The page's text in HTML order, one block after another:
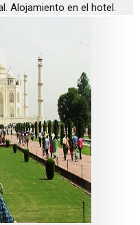
Alojamiento en el hotel.